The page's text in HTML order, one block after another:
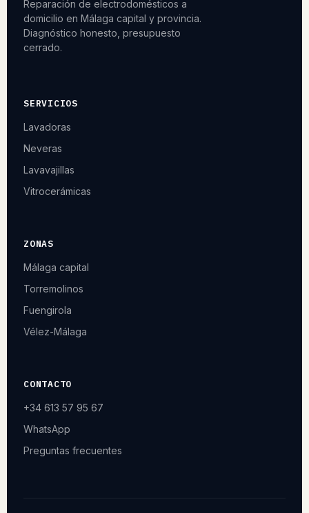
Reparación de electrodomésticos a
domicilio en Málaga capital y provincia.
Diagnóstico honesto, presupuesto
cerrado.
SERVICIOS
Lavadoras
Neveras
Lavavajillas
Vitrocerámicas
ZONAS
Málaga capital
Torremolinos
Fuengirola
Vélez-Málaga
CONTACTO
+34 613 57 95 67
WhatsApp
Preguntas frecuentes